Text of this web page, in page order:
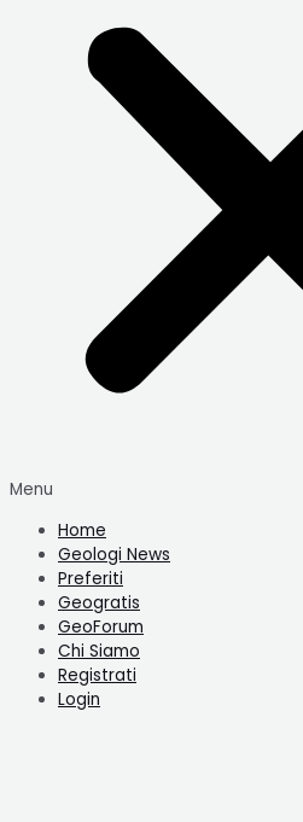
Menu
Home
Geologi News
Preferiti
Geogratis
GeoForum
Chi Siamo
Registrati
Login